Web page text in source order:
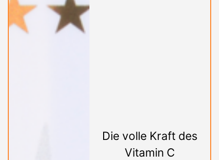
Die volle Kraft des
Vitamin C